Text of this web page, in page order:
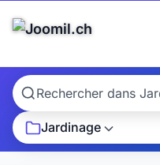
Jardinage